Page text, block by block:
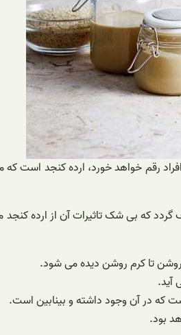
رقم خواهد خورد، ارده کنجد است
که بی شک تاثیرات آن از ارده کنجد
تا کرم روشن دیده می شود.
آید.
که در آن وجود داشته و بینابین است.
بود.